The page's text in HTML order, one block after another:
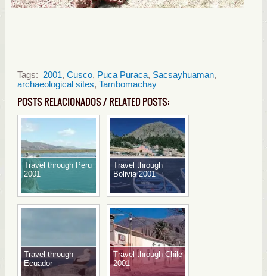
Tags: 2001, Cusco, Puca Puraca, Sacsayhuaman,
archaeological sites, Tambomachay
POSTS RELACIONADOS / RELATED POSTS:
Travel through Peru
2001
Travel through
Bolivia 2001
Travel through
Ecuador
Travel through Chile
2001